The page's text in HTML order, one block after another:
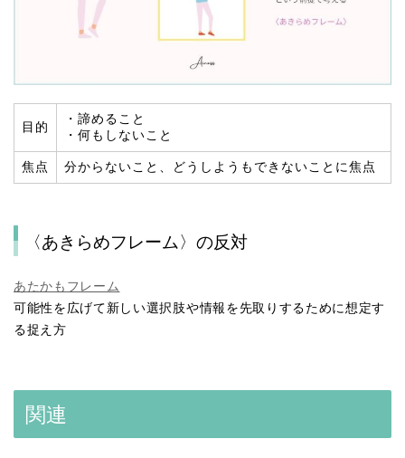
目的
・諦めること
・何もしないこと
焦点 分からないこと、どうしようもできないことに焦点
〈あきらめフレーム〉の反対
あたかもフレーム
可能性を広げて新しい選択肢や情報を先取りするために想定す
る捉え方
関連